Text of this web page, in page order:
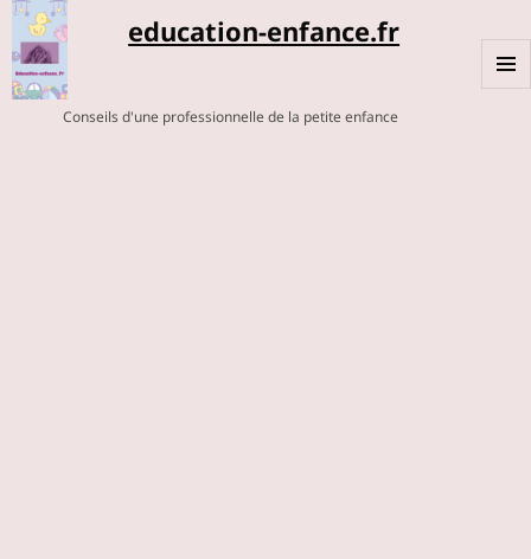
education-enfance.fr
Conseils d'une professionnelle de la petite enfance